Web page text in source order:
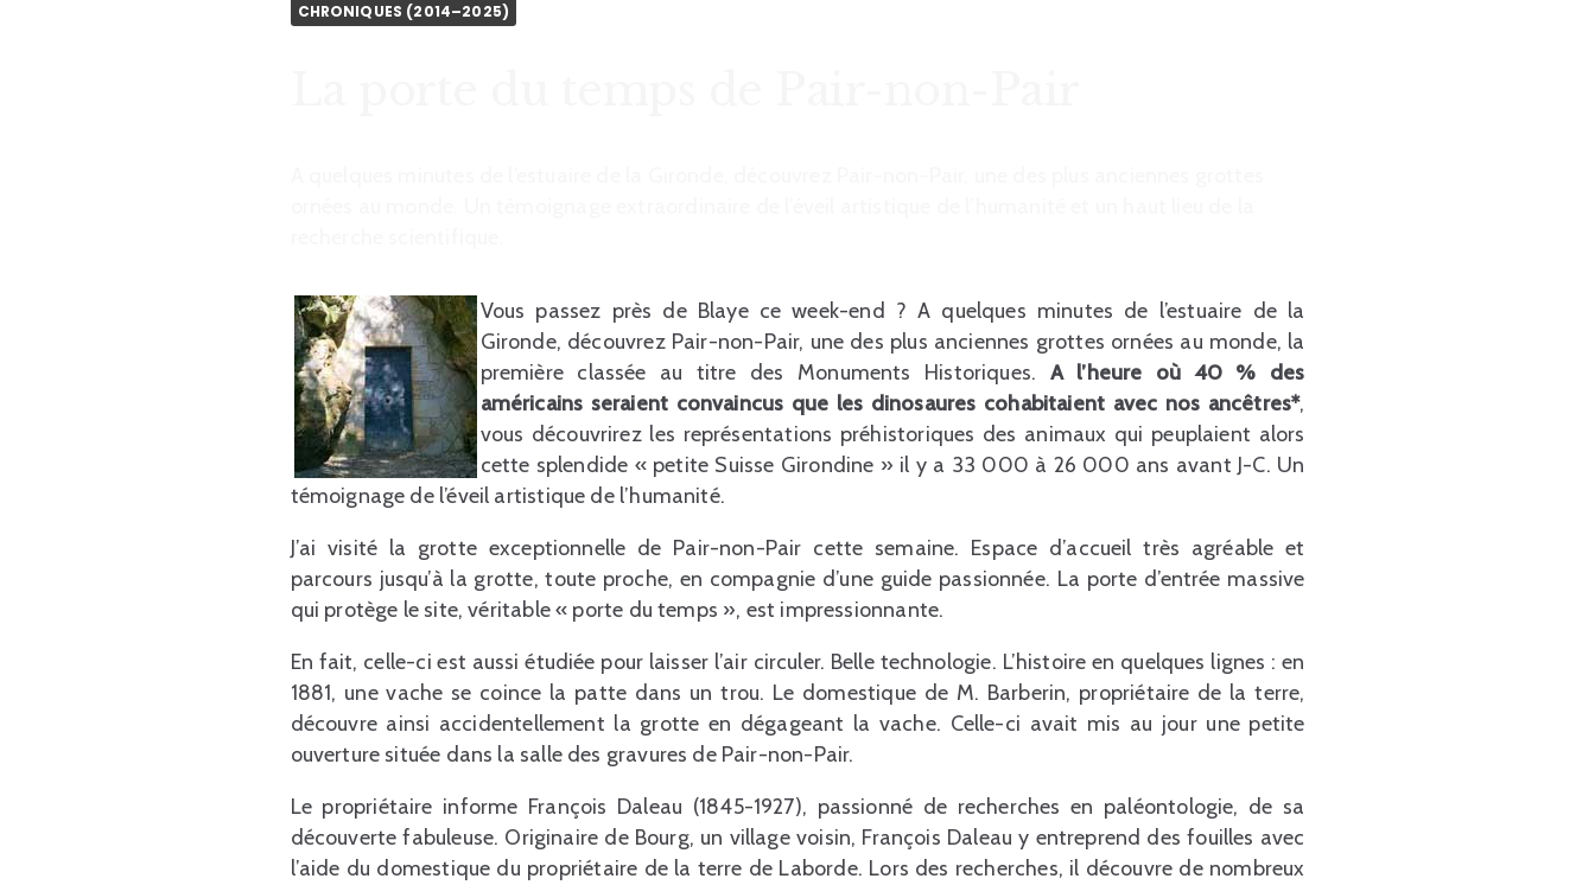
CHRONIQUES (2014–2025)
Vous passez près de Blaye ce week-end ? A quelques minutes de l’estuaire de la
Gironde, découvrez Pair-non-Pair, une des plus anciennes grottes ornées au monde, la
première classée au titre des Monuments Historiques. A l’heure où 40 % des
américains seraient convaincus que les dinosaures cohabitaient avec nos ancêtres*,
vous découvrirez les représentations préhistoriques des animaux qui peuplaient alors
cette splendide « petite Suisse Girondine » il y a 33 000 à 26 000 ans avant J-C. Un
témoignage de l’éveil artistique de l’humanité.
J’ai visité la grotte exceptionnelle de Pair-non-Pair cette semaine. Espace d’accueil très agréable et
parcours jusqu’à la grotte, toute proche, en compagnie d’une guide passionnée. La porte d’entrée massive
qui protège le site, véritable « porte du temps », est impressionnante.
En fait, celle-ci est aussi étudiée pour laisser l’air circuler. Belle technologie. L’histoire en quelques lignes : en
1881, une vache se coince la patte dans un trou. Le domestique de M. Barberin, propriétaire de la terre,
découvre ainsi accidentellement la grotte en dégageant la vache. Celle-ci avait mis au jour une petite
ouverture située dans la salle des gravures de Pair-non-Pair.
Le propriétaire informe François Daleau (1845-1927), passionné de recherches en paléontologie, de sa
découverte fabuleuse. Originaire de Bourg, un village voisin, François Daleau y entreprend des fouilles avec
l’aide du domestique du propriétaire de la terre de Laborde. Lors des recherches, il découvre de nombreux